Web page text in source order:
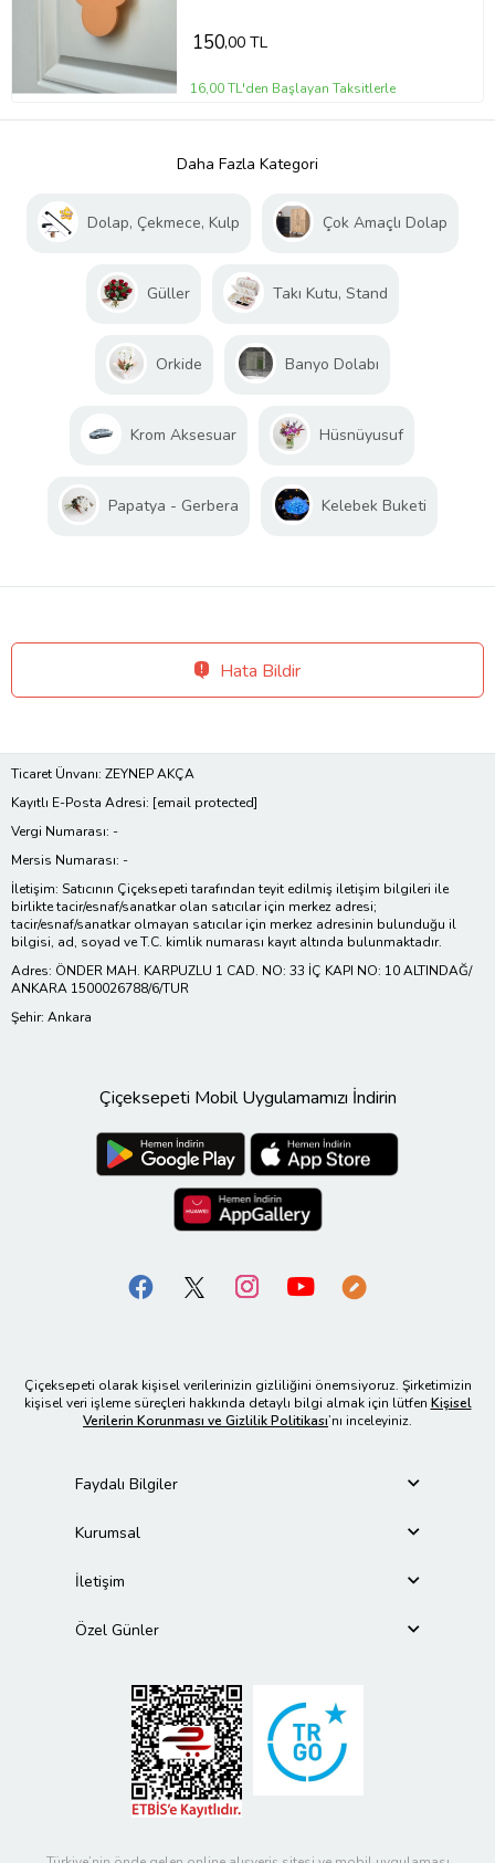
150,00 TL
16,00 TL'den Başlayan Taksitlerle
Daha Fazla Kategori
Dolap, Çekmece, Kulp Çok Amaçlı Dolap
Güller Takı Kutu, Stand
Orkide Banyo Dolabı
Krom Aksesuar Hüsnüyusuf
Papatya - Gerbera Kelebek Buketi
Hata Bildir
Ticaret Ünvanı: ZEYNEP AKÇA
Kayıtlı E-Posta Adresi: [email protected]
Vergi Numarası: -
Mersis Numarası: -
İletişim: Satıcının Çiçeksepeti tarafından teyit edilmiş iletişim bilgileri ile
birlikte tacir/esnaf/sanatkar olan satıcılar için merkez adresi;
tacir/esnaf/sanatkar olmayan satıcılar için merkez adresinin bulunduğu il
bilgisi, ad, soyad ve T.C. kimlik numarası kayıt altında bulunmaktadır.
Adres: ÖNDER MAH. KARPUZLU 1 CAD. NO: 33 İÇ KAPI NO: 10 ALTINDAĞ/
ANKARA 1500026788/6/TUR
Şehir: Ankara
Çiçeksepeti Mobil Uygulamamızı İndirin
Çiçeksepeti olarak kişisel verilerinizin gizliliğini önemsiyoruz. Şirketimizin
kişisel veri işleme süreçleri hakkında detaylı bilgi almak için lütfen Kişisel
Verilerin Korunması ve Gizlilik Politikası’nı inceleyiniz.
Faydalı Bilgiler
Kurumsal
İletişim
Özel Günler